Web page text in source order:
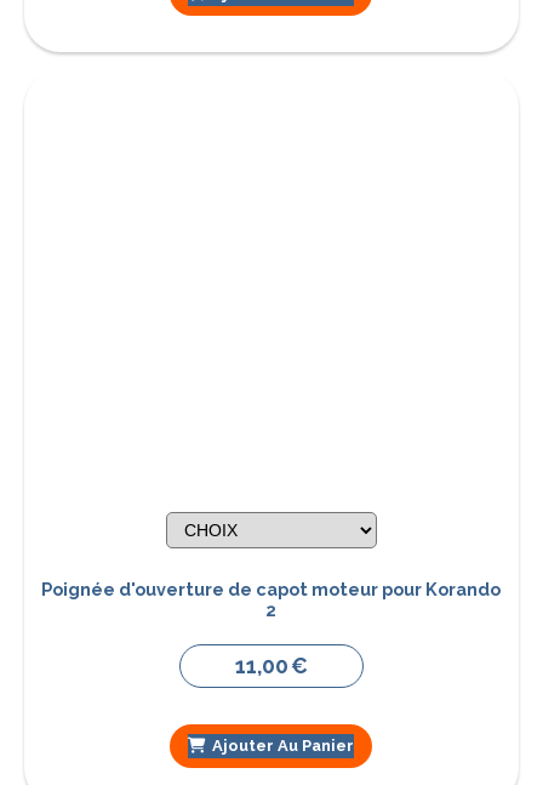
Poignée d'ouverture de capot moteur pour Korando
2
11,00€
Ajouter Au Panier